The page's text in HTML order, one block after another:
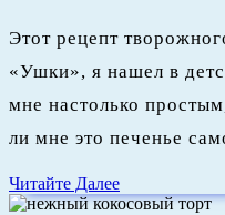
Этот рецепт
«Ушки», я нашел в
мне настолько
ли мне это печенье
Читайте ДалееЧитайте
Далее